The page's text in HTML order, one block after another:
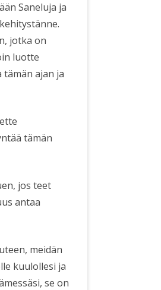
Saneluja ja
jotka on
luotte
ajan ja
tämän
jos teet
antaa
meidän
kuulollesi ja
se on